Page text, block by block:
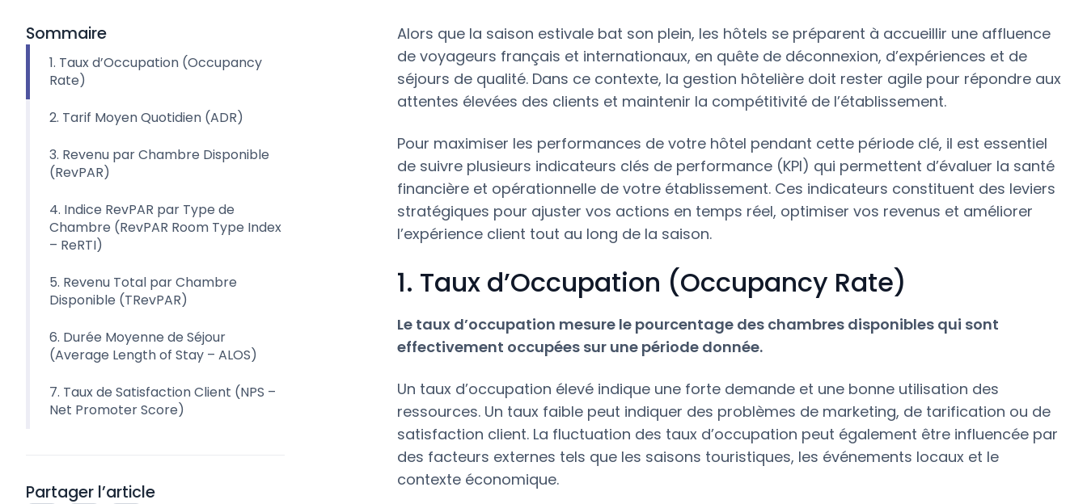
Sommaire
1. Taux d’Occupation (Occupancy
Rate)
2. Tarif Moyen Quotidien (ADR)
3. Revenu par Chambre Disponible
(RevPAR)
4. Indice RevPAR par Type de
Chambre (RevPAR Room Type Index
– ReRTI)
5. Revenu Total par Chambre
Disponible (TRevPAR)
6. Durée Moyenne de Séjour
(Average Length of Stay – ALOS)
7. Taux de Satisfaction Client (NPS –
Net Promoter Score)
Partager l’article
Alors que la saison estivale bat son plein, les hôtels se préparent à accueillir une affluence
de voyageurs français et internationaux, en quête de déconnexion, d’expériences et de
séjours de qualité. Dans ce contexte, la gestion hôtelière doit rester agile pour répondre aux
attentes élevées des clients et maintenir la compétitivité de l’établissement.
Pour maximiser les performances de votre hôtel pendant cette période clé, il est essentiel
de suivre plusieurs indicateurs clés de performance (KPI) qui permettent d’évaluer la santé
financière et opérationnelle de votre établissement. Ces indicateurs constituent des leviers
stratégiques pour ajuster vos actions en temps réel, optimiser vos revenus et améliorer
l’expérience client tout au long de la saison.
1. Taux d’Occupation (Occupancy Rate)
Le taux d’occupation mesure le pourcentage des chambres disponibles qui sont
effectivement occupées sur une période donnée.
Un taux d’occupation élevé indique une forte demande et une bonne utilisation des
ressources. Un taux faible peut indiquer des problèmes de marketing, de tarification ou de
satisfaction client. La fluctuation des taux d’occupation peut également être influencée par
des facteurs externes tels que les saisons touristiques, les événements locaux et le
contexte économique.